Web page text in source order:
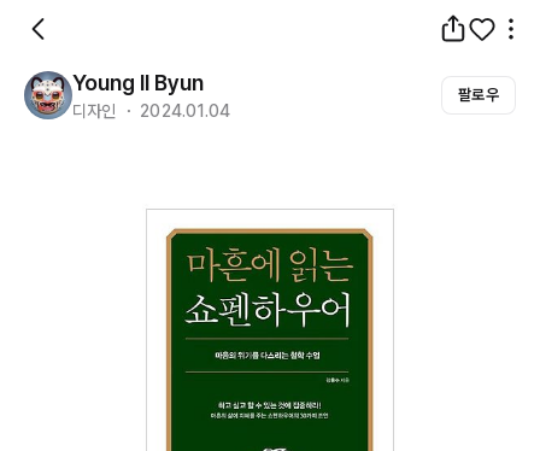
Young Il Byun
디자인 ・ 2024.01.04
팔로우